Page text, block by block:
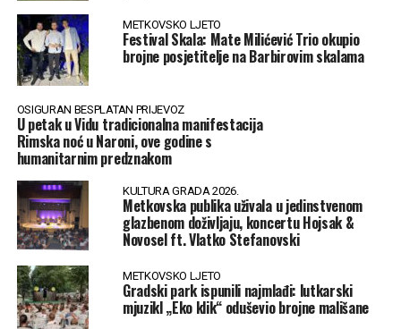
METKOVSKO LJETO
Festival Skala: Mate Milićević Trio okupio
brojne posjetitelje na Barbirovim skalama
OSIGURAN BESPLATAN PRIJEVOZ
U petak u Vidu tradicionalna manifestacija
Rimska noć u Naroni, ove godine s
humanitarnim predznakom
KULTURA GRADA 2026.
Metkovska publika uživala u jedinstvenom
glazbenom doživljaju, koncertu Hojsak &
Novosel ft. Vlatko Stefanovski
METKOVSKO LJETO
Gradski park ispunili najmlađi: lutkarski
mjuzikl „Eko klik“ oduševio brojne mališane